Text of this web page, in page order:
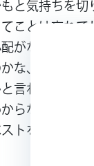
と気持ちを切
ことは忘れて
がないわけで
な、将来、旦
言われたら…
らないので、
トを考えて育